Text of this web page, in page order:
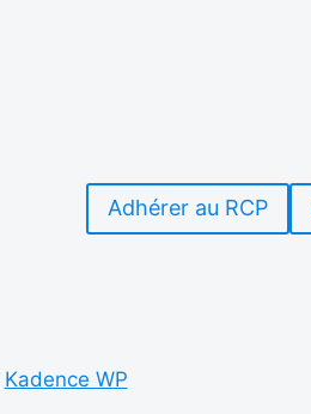
Adhérer au RCP
Kadence WP